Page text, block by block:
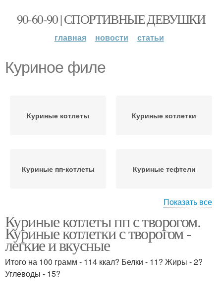
90-60-90 | СПОРТИВНЫЕ ДЕВУШКИ
главная новости статьи
Куриное филе
Куриные котлеты Куриные котлетки
Куриные пп-котлеты Куриные тефтели
Куриные оладьи
грудки
Котлеты из куриной
Показать все
Куриные котлеты пп с творогом.
Куриные котлетки с творогом -
легкие и вкусные
Итого на 100 грамм - 114 ккал? Белки - 11? Жиры - 2?
Углеводы - 15?